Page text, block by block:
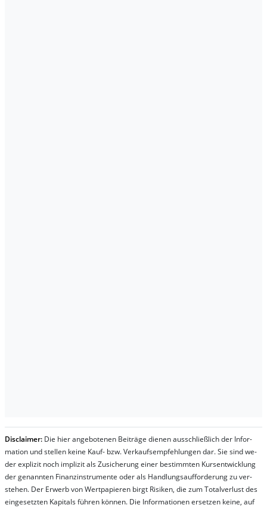
Dis­clai­mer: Die hier an­ge­bo­te­nen Bei­trä­ge die­nen aus­schließ­lich der In­for­
ma­t­ion und stel­len kei­ne Kauf- bzw. Ver­kaufs­em­pfeh­lung­en dar. Sie sind we­
der ex­pli­zit noch im­pli­zit als Zu­sich­er­ung ei­ner be­stim­mt­en Kurs­ent­wick­lung
der ge­nan­nt­en Fi­nanz­in­stru­men­te oder als Handl­ungs­auf­for­der­ung zu ver­
steh­en. Der Er­werb von Wert­pa­pier­en birgt Ri­si­ken, die zum To­tal­ver­lust des
ein­ge­setz­ten Ka­pi­tals füh­ren kön­nen. Die In­for­ma­tion­en er­setz­en kei­ne, auf